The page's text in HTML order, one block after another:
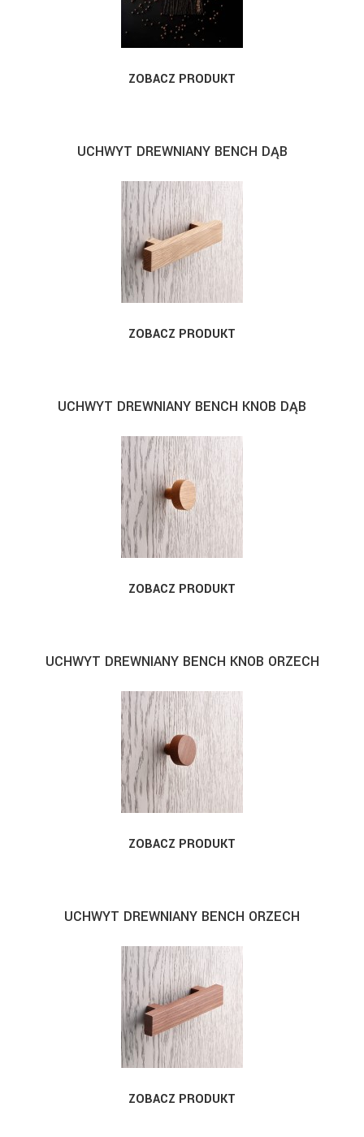
ZOBACZ PRODUKT
UCHWYT DREWNIANY BENCH DĄB
ZOBACZ PRODUKT
UCHWYT DREWNIANY BENCH KNOB DĄB
ZOBACZ PRODUKT
UCHWYT DREWNIANY BENCH KNOB ORZECH
ZOBACZ PRODUKT
UCHWYT DREWNIANY BENCH ORZECH
ZOBACZ PRODUKT